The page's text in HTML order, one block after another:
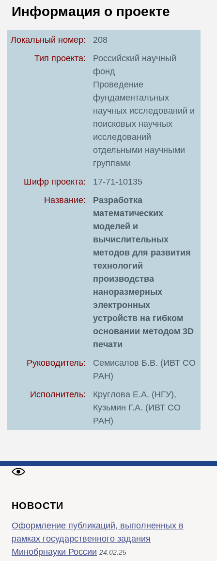
Т
Информация о проекте
Локальный номер:
208
Тип проекта:
Российский научный
фонд
Проведение
фундаментальных
научных исследований и
поисковых научных
исследований
отдельными научными
группами
Шифр проекта:
17-71-10135
Название:
Разработка
математических
моделей и
вычислительных
методов для развития
технологий
производства
наноразмерных
электронных
устройств на гибком
основании методом 3D
печати
Руководитель:
Семисалов Б.В. (ИВТ СО
РАН)
Исполнитель:
Круглова Е.А. (НГУ),
Кузьмин Г.А. (ИВТ СО
РАН)
НОВОСТИ
Оформление публикаций, выполненных в
рамках государственного задания
Минобрнауки России 24.02.25